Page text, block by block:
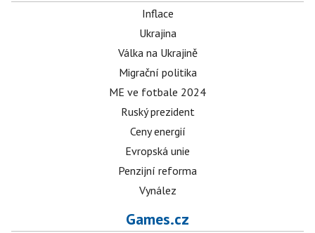
Inflace
Ukrajina
Válka na Ukrajině
Migrační politika
ME ve fotbale 2024
Ruský prezident
Ceny energií
Evropská unie
Penzijní reforma
Vynález
Games.cz